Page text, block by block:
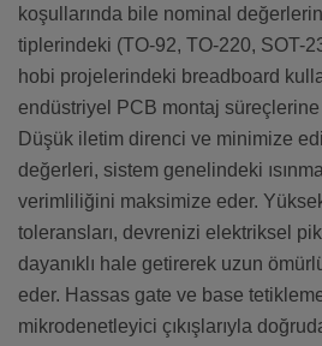
koşullarında bile nominal
tiplerindeki (TO-92, TO-220, SOT-
hobi projelerindeki breadboard
endüstriyel PCB montaj
Düşük iletim direnci ve minimize
değerleri, sistem genelindeki
verimliliğini maksimize eder.
toleransları, devrenizi elektriksel
dayanıklı hale getirerek uzun
eder. Hassas gate ve base
mikrodenetleyici çıkışlarıyla